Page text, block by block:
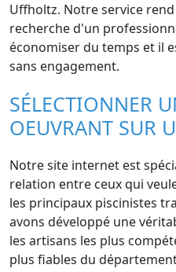
Uffholtz. Notre service
recherche d'un
économiser du temps et il
sans engagement.
SÉLECTIONNER
OEUVRANT SUR
Notre site internet est
relation entre ceux qui
les principaux piscinistes
avons développé une
les artisans les plus
plus fiables du